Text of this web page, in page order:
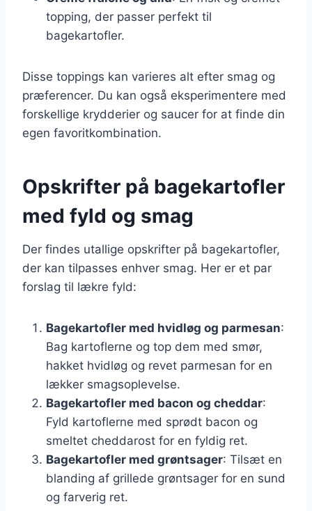
topping, der passer perfekt til
bagekartofler.
Disse toppings kan varieres alt efter smag og
præferencer. Du kan også eksperimentere med
forskellige krydderier og saucer for at finde din
egen favoritkombination.
Opskrifter på bagekartofler
med fyld og smag
Der findes utallige opskrifter på bagekartofler,
der kan tilpasses enhver smag. Her er et par
forslag til lækre fyld:
Bagekartofler med hvidløg og parmesan:
Bag kartoflerne og top dem med smør,
hakket hvidløg og revet parmesan for en
lækker smagsoplevelse.
Bagekartofler med bacon og cheddar:
Fyld kartoflerne med sprødt bacon og
smeltet cheddarost for en fyldig ret.
Bagekartofler med grøntsager: Tilsæt en
blanding af grillede grøntsager for en sund
og farverig ret.